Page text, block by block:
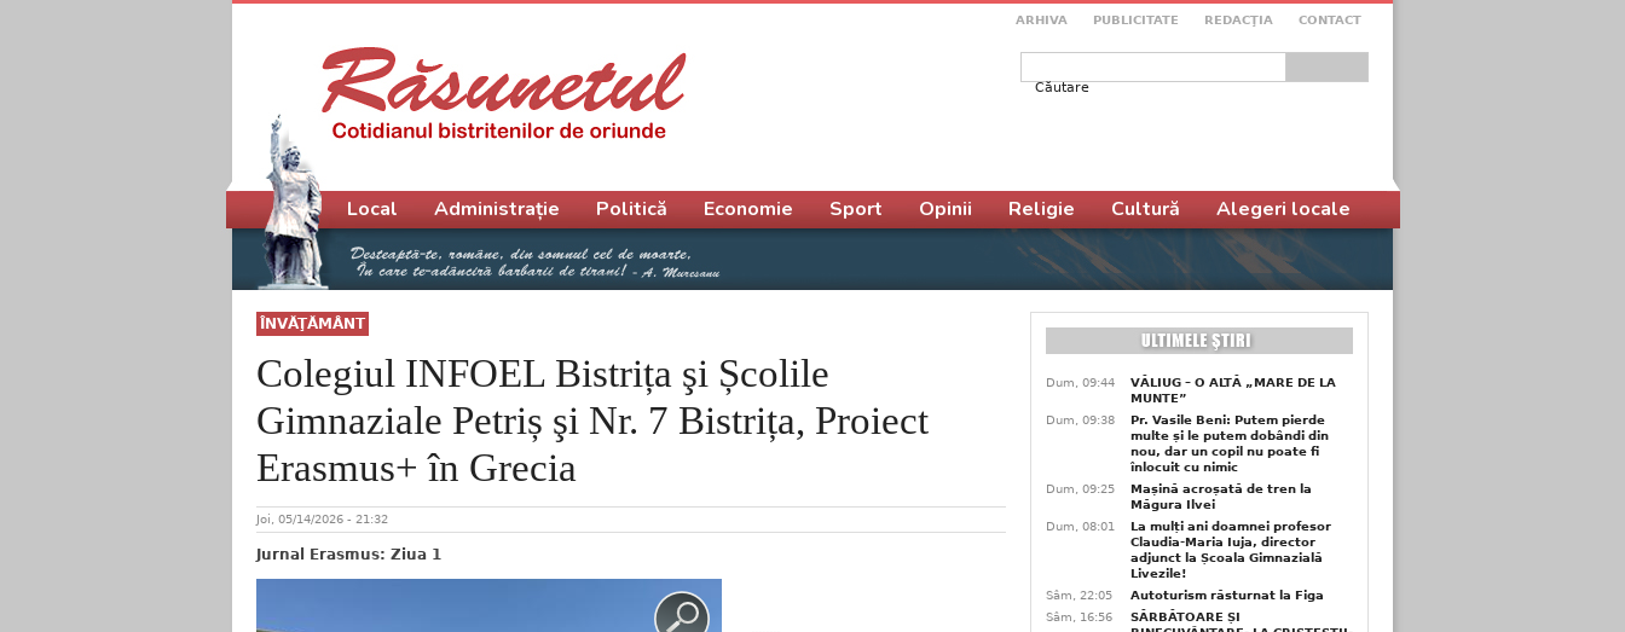
ARHIVA PUBLICITATE REDACŢIA CONTACT
Formular de căutare
ÎNVĂŢĂMÂNT
Colegiul INFOEL Bistrița şi Școlile
Gimnaziale Petriș şi Nr. 7 Bistrița, Proiect
Erasmus+ în Grecia
Joi, 05/14/2026 - 21:32
Jurnal Erasmus: Ziua 1
Meniu principal
Local Administrație Politică Economie Sport Opinii Religie Cultură Alegeri locale
Dum, 09:44
VĂLIUG – O ALTĂ „MARE DE LA
MUNTE”
Dum, 09:38
Pr. Vasile Beni: Putem pierde
multe și le putem dobândi din
nou, dar un copil nu poate fi
înlocuit cu nimic
Dum, 09:25
Mașină acroșată de tren la
Măgura Ilvei
Dum, 08:01
La mulți ani doamnei profesor
Claudia-Maria Iuja, director
adjunct la Școala Gimnazială
Livezile!
Sâm, 22:05
Autoturism răsturnat la Figa
Sâm, 16:56
SĂRBĂTOARE ȘI